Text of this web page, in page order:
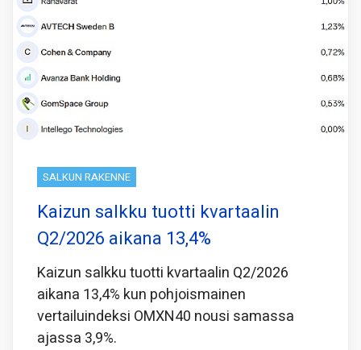
SALKUN RAKENNE
Kaizun salkku tuotti kvartaalin
Q2/2026 aikana 13,4%
Kaizun salkku tuotti kvartaalin Q2/2026
aikana 13,4% kun pohjoismainen
vertailuindeksi OMXN40 nousi samassa
ajassa 3,9%.